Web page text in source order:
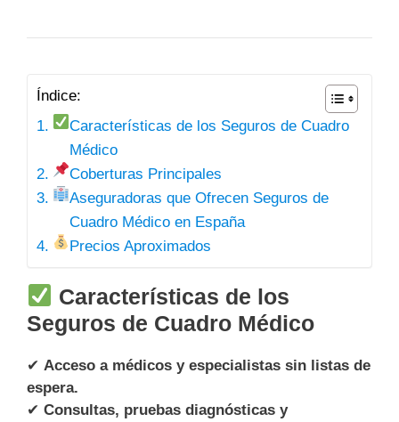
Índice:
Características de los Seguros de Cuadro
Médico
Coberturas Principales
Aseguradoras que Ofrecen Seguros de
Cuadro Médico en España
Precios Aproximados
Características de los
Seguros de Cuadro Médico
✔ Acceso a médicos y especialistas sin listas de
espera.
✔ Consultas, pruebas diagnósticas y